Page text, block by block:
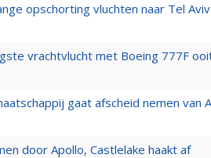
opschorting vluchten naar Tel Aviv
vrachtvlucht met Boeing 777F
gaat afscheid nemen van
door Apollo, Castlelake haakt af